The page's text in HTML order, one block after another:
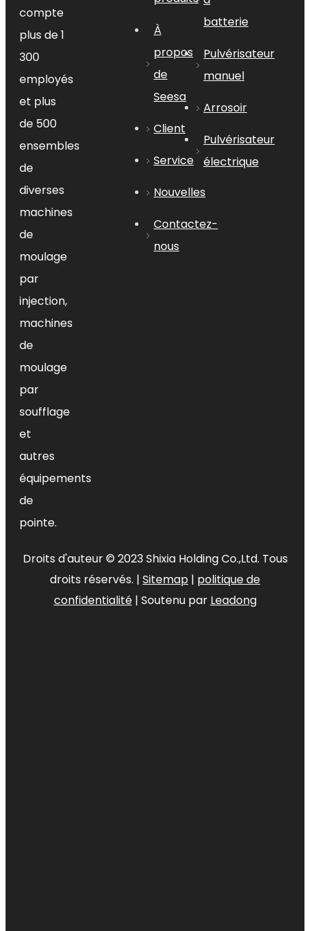
HNE. Temps
A
gâchette
pulvérisateur à gâchette
gâchette avec tuyaupulvérisateur
à gâchette à haute viscosité
compte
plus de 1
300
employés
et plus
de 500
ensembles
de
diverses
machines
de
moulage
par
injection,
machines
de
moulage
par
soufflage
et
autres
équipements
de
pointe.
À
propos
de
Seesa
Client
Service
Nouvelles
Contactez-
nous
batterie
Pulvérisateur
manuel
Arrosoir
Pulvérisateur
électrique
Droits d'auteur © 2023Shixia Holding Co.,Ltd. Tous
droits réservés. | Sitemap | politique de
confidentialité| Soutenu par Leadong